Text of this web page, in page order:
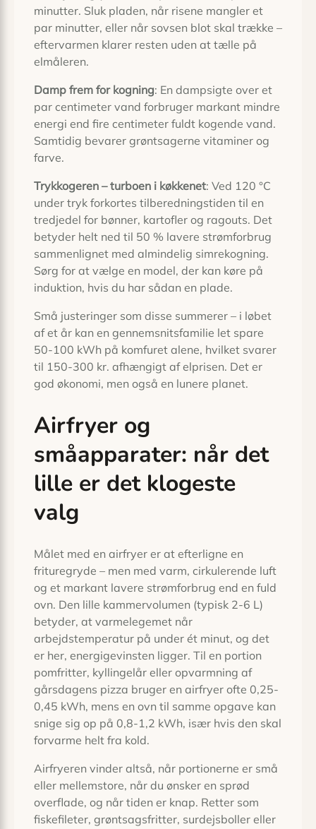
minutter. Sluk pladen, når risene mangler et
par minutter, eller når sovsen blot skal trække –
eftervarmen klarer resten uden at tælle på
elmåleren.
Damp frem for kogning: En dampsigte over et
par centimeter vand forbruger markant mindre
energi end fire centimeter fuldt kogende vand.
Samtidig bevarer grøntsagerne vitaminer og
farve.
Trykkogeren – turboen i køkkenet: Ved 120 °C
under tryk forkortes tilberedningstiden til en
tredjedel for bønner, kartofler og ragouts. Det
betyder helt ned til 50 % lavere strømforbrug
sammenlignet med almindelig simrekogning.
Sørg for at vælge en model, der kan køre på
induktion, hvis du har sådan en plade.
Små justeringer som disse summerer – i løbet
af et år kan en gennemsnitsfamilie let spare
50-100 kWh på komfuret alene, hvilket svarer
til 150-300 kr. afhængigt af elprisen. Det er
god økonomi, men også en lunere planet.
Airfryer og
småapparater: når det
lille er det klogeste
valg
Målet med en airfryer er at efterligne en
frituregryde – men med varm, cirkulerende luft
og et markant lavere strømforbrug end en fuld
ovn. Den lille kammervolumen (typisk 2-6 L)
betyder, at varmelegemet når
arbejdstemperatur på under ét minut, og det
er her, energigevinsten ligger. Til en portion
pomfritter, kyllingelår eller opvarmning af
gårsdagens pizza bruger en airfryer ofte 0,25-
0,45 kWh, mens en ovn til samme opgave kan
snige sig op på 0,8-1,2 kWh, især hvis den skal
forvarme helt fra kold.
Airfryeren vinder altså, når portionerne er små
eller mellemstore, når du ønsker en sprød
overflade, og når tiden er knap. Retter som
fiskefileter, grøntsags­fritter, surdejsboller eller